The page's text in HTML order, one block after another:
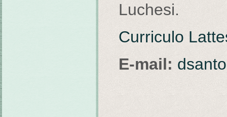
Luchesi.
Curriculo
E-mail: